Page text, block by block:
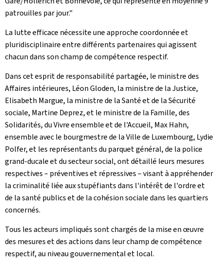
patrouilles par jour."
La lutte efficace nécessite une approche coordonnée et
pluridisciplinaire entre différents partenaires qui agissent
chacun dans son champ de compétence respectif.
Dans cet esprit de responsabilité partagée, le ministre des
Affaires intérieures, Léon Gloden, la ministre de la Justice,
Elisabeth Margue, la ministre de la Santé et de la Sécurité
sociale, Martine Deprez, et le ministre de la Famille, des
Solidarités, du Vivre ensemble et de l'Accueil, Max Hahn,
ensemble avec le bourgmestre de la Ville de Luxembourg, Lydie
Polfer, et les représentants du parquet général, de la police
grand-ducale et du secteur social, ont détaillé leurs mesures
respectives – préventives et répressives – visant à appréhender
la criminalité liée aux stupéfiants dans l'intérêt de l'ordre et
de la santé publics et de la cohésion sociale dans les quartiers
concernés.
Tous les acteurs impliqués sont chargés de la mise en œuvre
des mesures et des actions dans leur champ de compétence
respectif, au niveau gouvernemental et local.